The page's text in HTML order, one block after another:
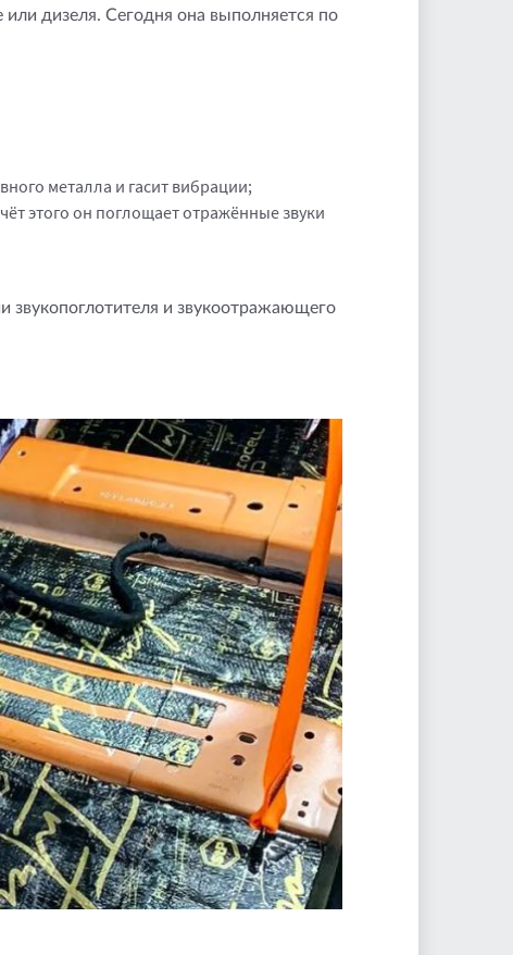
дизеля. Сегодня она выполняется по
металла и гасит вибрации;
этого он поглощает отражённые звуки
звукопоглотителя и звукоотражающего